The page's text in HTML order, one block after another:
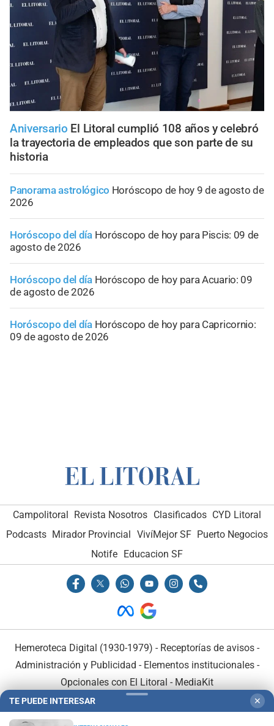
Aniversario El Litoral cumplió 108 años y celebró
la trayectoria de empleados que son parte de su
historia
Panorama astrológico Horóscopo de hoy 9 de agosto de
2026
Horóscopo del día Horóscopo de hoy para Piscis: 09 de
agosto de 2026
Horóscopo del día Horóscopo de hoy para Acuario: 09
de agosto de 2026
Horóscopo del día Horóscopo de hoy para Capricornio:
09 de agosto de 2026
Campolitoral Revista Nosotros Clasificados CYD Litoral
Podcasts Mirador Provincial VivíMejor SF Puerto Negocios
Notife Educacion SF
Hemeroteca Digital (1930-1979) - Receptorías de avisos -
Administración y Publicidad - Elementos institucionales-
Opcionales con El Litoral - MediaKit
TE PUEDE INTERESAR ✕